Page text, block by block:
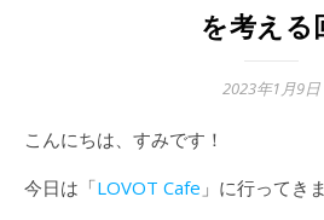
を考える
2023年1月9日
こんにちは、すみです！
今日は「LOVOT Cafe 」に行ってき